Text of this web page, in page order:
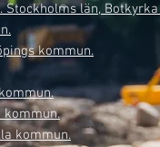
län,
kommun.
kommun.
kommun.